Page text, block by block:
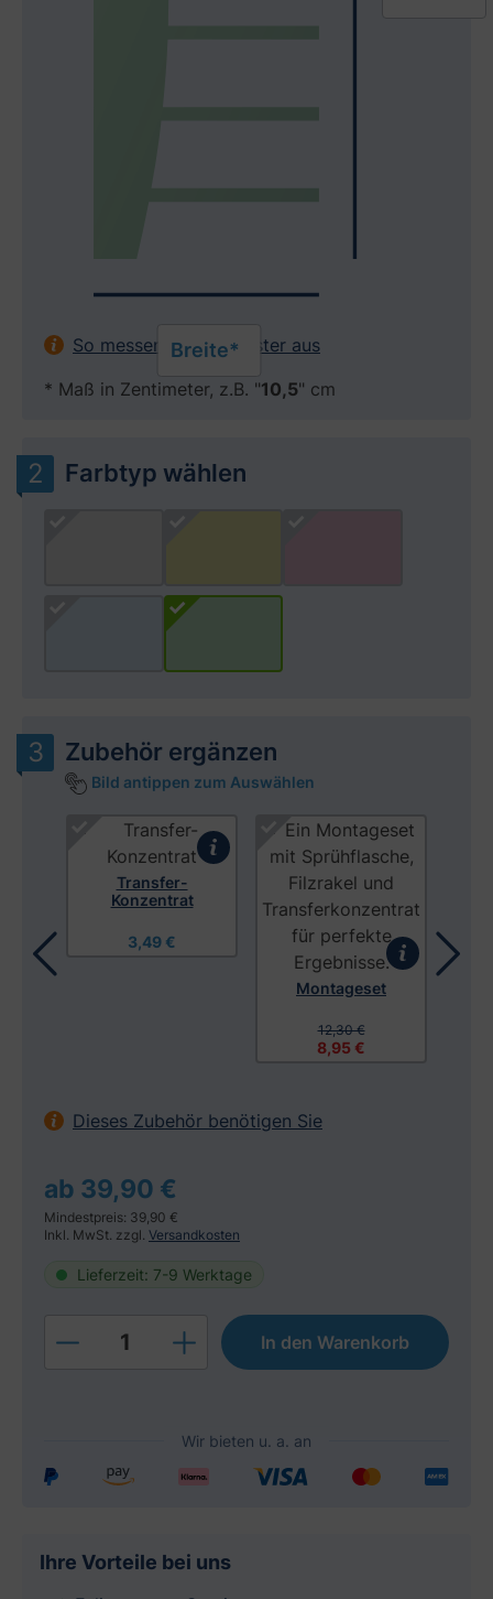
Breite*
So messen Sie Ihr Fenster aus
* Maß in Zentimeter, z.B. "10,5" cm
Farbtyp wählen
Zubehör ergänzen
Bild antippen zum Auswählen
Transfer-
Konzentrat
3,49 €
Montageset
8,95 €
12,30 €
Dieses Zubehör benötigen Sie
ab 39,90 €
Mindestpreis: 39,90 €
Inkl. MwSt. zzgl. Versandkosten
Lieferzeit: 7-9 Werktage
Produkt Anzahl: Gib denIn den Warenkorb
Ihre Vorteile bei uns